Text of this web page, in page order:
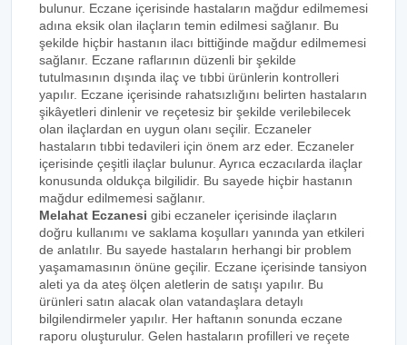
bulunur. Eczane içerisinde hastaların mağdur edilmemesi
adına eksik olan ilaçların temin edilmesi sağlanır. Bu
şekilde hiçbir hastanın ilacı bittiğinde mağdur edilmemesi
sağlanır. Eczane raflarının düzenli bir şekilde
tutulmasının dışında ilaç ve tıbbi ürünlerin kontrolleri
yapılır. Eczane içerisinde rahatsızlığını belirten hastaların
şikâyetleri dinlenir ve reçetesiz bir şekilde verilebilecek
olan ilaçlardan en uygun olanı seçilir. Eczaneler
hastaların tıbbi tedavileri için önem arz eder. Eczaneler
içerisinde çeşitli ilaçlar bulunur. Ayrıca eczacılarda ilaçlar
konusunda oldukça bilgilidir. Bu sayede hiçbir hastanın
mağdur edilmemesi sağlanır.
Melahat Eczanesi gibi eczaneler içerisinde ilaçların
doğru kullanımı ve saklama koşulları yanında yan etkileri
de anlatılır. Bu sayede hastaların herhangi bir problem
yaşamamasının önüne geçilir. Eczane içerisinde tansiyon
aleti ya da ateş ölçen aletlerin de satışı yapılır. Bu
ürünleri satın alacak olan vatandaşlara detaylı
bilgilendirmeler yapılır. Her haftanın sonunda eczane
raporu oluşturulur. Gelen hastaların profilleri ve reçete